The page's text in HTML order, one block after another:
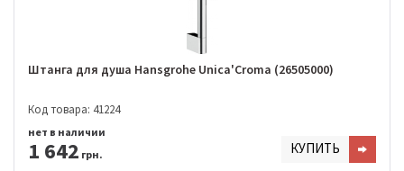
Штанга для душа Hansgrohe Unica'Croma (26505000)
Код товара: 41224
1 642 грн.
нет в наличии
КУПИТЬ